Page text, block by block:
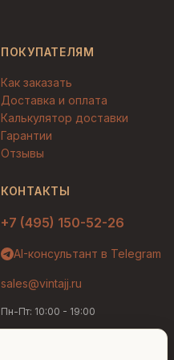
ПОКУПАТЕЛЯМ
Как заказать
Доставка и оплата
Калькулятор доставки
Гарантии
Отзывы
КОНТАКТЫ
+7 (495) 150-52-26
AI-консультант в Telegram
sales@vintajj.ru
Пн-Пт: 10:00 - 19:00